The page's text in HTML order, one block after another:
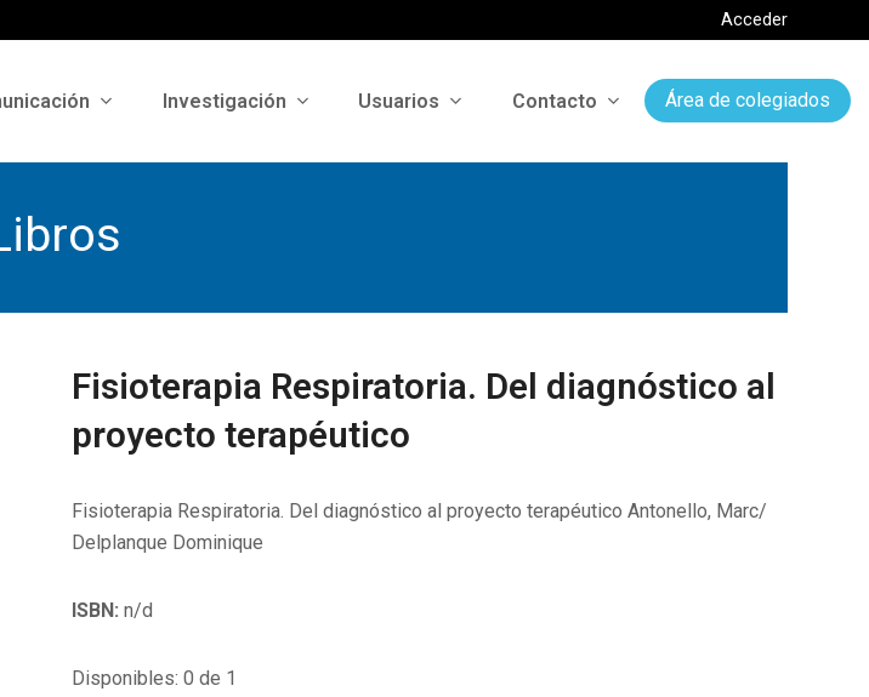
Acceder
Investigación Usuarios Contacto Área de colegiados
Fisioterapia Respiratoria. Del diagnóstico al
proyecto terapéutico
Fisioterapia Respiratoria. Del diagnóstico al proyecto terapéutico Antonello, Marc/
Delplanque Dominique
ISBN: n/d
Disponibles: 0 de 1